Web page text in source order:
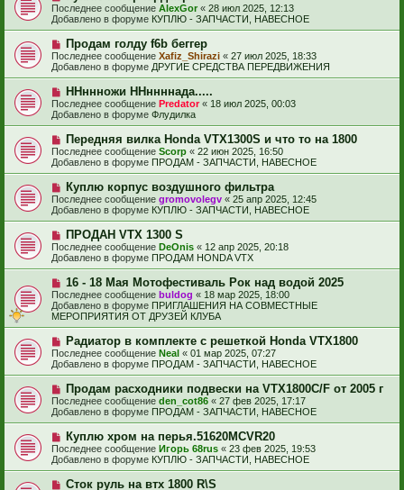
е
н
и
е
о
о
б
щ
е
н
и
е
о
в
е
с
о
о
б
щ
е
н
и
е
Последнее сообщение AlexGor « 28 июл 2025, 12:13
Добавлено в форуме КУПЛЮ - ЗАПЧАСТИ, НАВЕСНОЕ
Н
о
в
е
с
о
о
б
щ
е
н
и
е
Продам голду f6b беггер
Последнее сообщение Xafiz_Shirazi « 27 июл 2025, 18:33
Добавлено в форуме ДРУГИЕ СРЕДСТВА ПЕРЕДВИЖЕНИЯ
Н
о
в
е
с
о
о
б
щ
е
н
и
е
ННннножи ННннннада.....
Последнее сообщение Predator« 18 июл 2025, 00:03
Добавлено в форуме Флудилка
Н
о
в
е
с
о
о
б
щ
е
н
и
е
Передняя вилка Honda VTX1300S и что то на 1800
Последнее сообщение Scorp « 22 июн 2025, 16:50
Добавлено в форуме ПРОДАМ - ЗАПЧАСТИ, НАВЕСНОЕ
Н
о
в
е
с
о
о
б
щ
е
н
и
е
Куплю корпус воздушного фильтра
Последнее сообщение gromovolegv « 25 апр 2025, 12:45
Добавлено в форуме КУПЛЮ - ЗАПЧАСТИ, НАВЕСНОЕ
Н
о
в
с
о
о
б
щ
н
и
е
ПРОДАН VTX 1300 S
Последнее сообщение DeOnis « 12 апр 2025, 20:18
Добавлено в форуме ПРОДАМ HONDA VTX
Н
о
в
о
с
о
о
б
щ
н
и
е
16 - 18 Мая Мотофестиваль Рок над водой 2025
Последнее сообщение buldog « 18 мар 2025, 18:00
Добавлено в форуме ПРИГЛАШЕНИЯ НА СОВМЕСТНЫЕ
МЕРОПРИЯТИЯ ОТ ДРУЗЕЙ КЛУБА
Н
о
в
е
с
о
о
б
щ
е
н
и
е
Радиатор в комплекте с решеткой Honda VTX1800
Последнее сообщение Neal « 01 мар 2025, 07:27
Добавлено в форуме ПРОДАМ - ЗАПЧАСТИ, НАВЕСНОЕ
Н
о
в
е
с
о
о
б
щ
Продам расходники подвески на VTX1800C/F от 2005 г
Последнее сообщение den_cot86 « 27 фев 2025, 17:17
Добавлено в форуме ПРОДАМ - ЗАПЧАСТИ, НАВЕСНОЕ
Н
о
в
Куплю хром на перья.51620MCVR20
Последнее сообщение Игорь 68rus « 23 фев 2025, 19:53
Добавлено в форуме КУПЛЮ - ЗАПЧАСТИ, НАВЕСНОЕ
НСток руль на втх 1800 R\S